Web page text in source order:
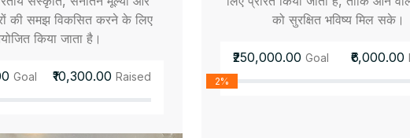
की समझ विकसित करने के लिए
किया जाता है।
Goal ₹10,300.00 Raised
को सुरक्षित भविष्य मिल सके।
₹250,000.00 Goal ₹6,000.00
2%